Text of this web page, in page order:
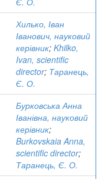
Хилько, Іван
Іванович, науковий
керівник; Khilko,
Ivan, scientific
director; Таранець,
Є. О.
Бурковська Анна
Іванівна, науковий
керівник;
Burkovskaia Anna,
scientific director;
Таранець, Є. О.